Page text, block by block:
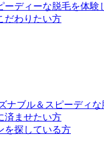
ーディーな脱毛を体験
だわりたい方
ナブル＆スピーディ
済ませたい方
を探している方